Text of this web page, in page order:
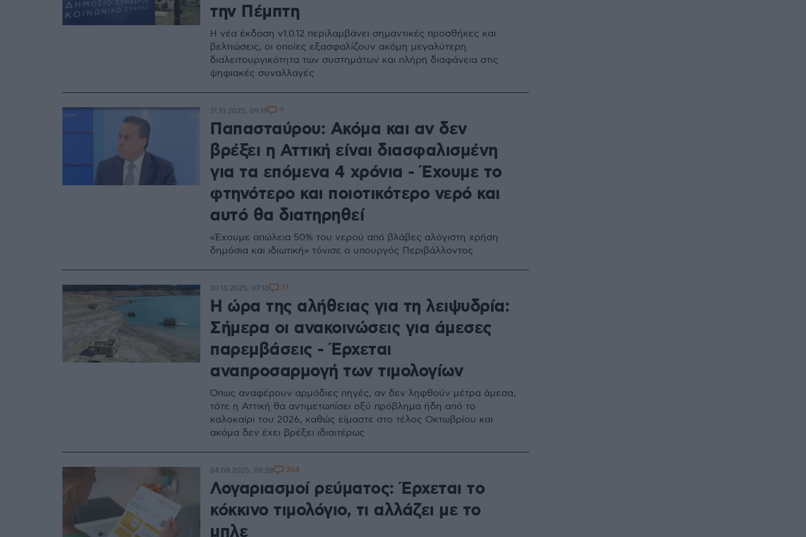
την Πέμπτη
Η νέα έκδοση v1.0.12 περιλαμβάνει σημαντικές προσθήκες και
βελτιώσεις, οι οποίες εξασφαλίζουν ακόμη μεγαλύτερη
διαλειτουργικότητα των συστημάτων και πλήρη διαφάνεια στις
ψηφιακές συναλλαγές
Παπασταύρου: Ακόμα και αν δεν
βρέξει η Αττική είναι διασφαλισμένη
για τα επόμενα 4 χρόνια - Έχουμε το
φτηνότερο και ποιοτικότερο νερό και
αυτό θα διατηρηθεί
«Έχουμε απώλεια 50% του νερού από βλάβες αλόγιστη χρήση
δημόσια και ιδιωτική» τόνισε ο υπουργός Περιβάλλοντος
31.10.2025, 09:19 9
Η ώρα της αλήθειας για τη λειψυδρία:
Σήμερα οι ανακοινώσεις για άμεσες
παρεμβάσεις - Έρχεται
αναπροσαρμογή των τιμολογίων
Όπως αναφέρουν αρμόδιες πηγές, αν δεν ληφθούν μέτρα άμεσα,
τότε η Αττική θα αντιμετωπίσει οξύ πρόβλημα ήδη από το
καλοκαίρι του 2026, καθώς είμαστε στο τέλος Οκτωβρίου και
ακόμα δεν έχει βρέξει ιδιαιτέρως
30.10.2025, 07:10 77
Λογαριασμοί ρεύματος: Έρχεται το
κόκκινο τιμολόγιο, τι αλλάζει με το
μπλε
04.08.2025, 08:28 204